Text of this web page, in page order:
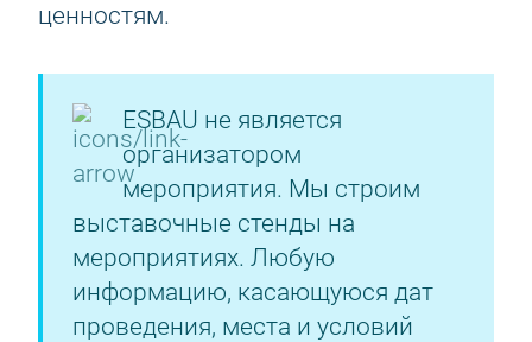
ценностям.
ESBAU не является
организатором
мероприятия. Мы строим
выставочные стенды на
мероприятиях. Любую
информацию, касающуюся дат
проведения, места и условий